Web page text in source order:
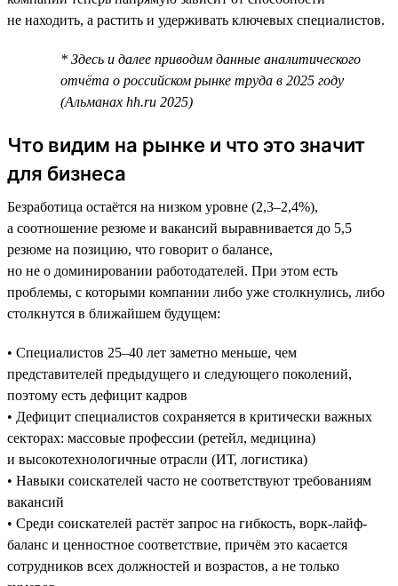
не находить, а растить и удерживать ключевых специалистов.
* Здесь и далее приводим данные аналитического
отчёта о российском рынке труда в 2025 году
(Альманах hh.ru 2025)
Что видим на рынке и что это значит
для бизнеса
Безработица остаётся на низком уровне (2,3–2,4%),
а соотношение резюме и вакансий выравнивается до 5,5
резюме на позицию, что говорит о балансе,
но не о доминировании работодателей. При этом есть
проблемы, с которыми компании либо уже столкнулись, либо
столкнутся в ближайшем будущем:
• Специалистов 25–40 лет заметно меньше, чем
представителей предыдущего и следующего поколений,
поэтому есть дефицит кадров
• Дефицит специалистов сохраняется в критически важных
секторах: массовые профессии (ретейл, медицина)
и высокотехнологичные отрасли (ИТ, логистика)
• Навыки соискателей часто не соответствуют требованиям
вакансий
• Среди соискателей растёт запрос на гибкость, ворк-лайф-
баланс и ценностное соответствие, причём это касается
сотрудников всех должностей и возрастов, а не только